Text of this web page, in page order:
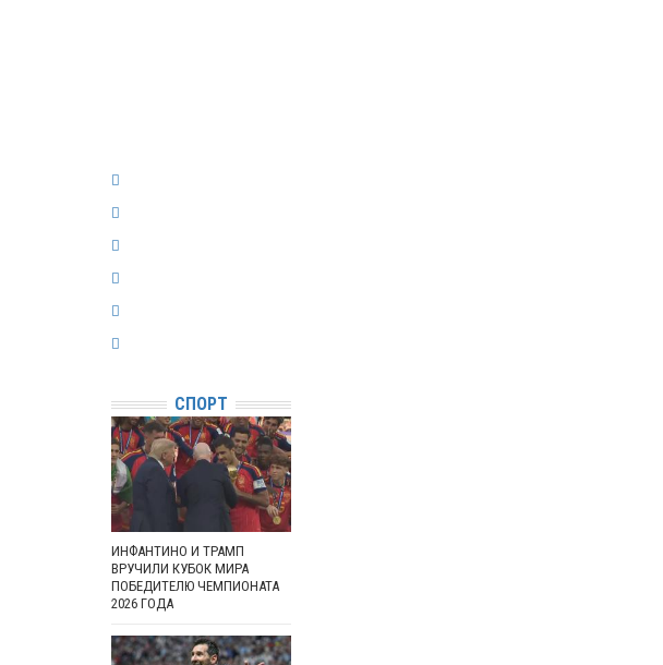
СПОРТ
ИНФАНТИНО И ТРАМП
ВРУЧИЛИ КУБОК МИРА
ПОБЕДИТЕЛЮ ЧЕМПИОНАТА
2026 ГОДА